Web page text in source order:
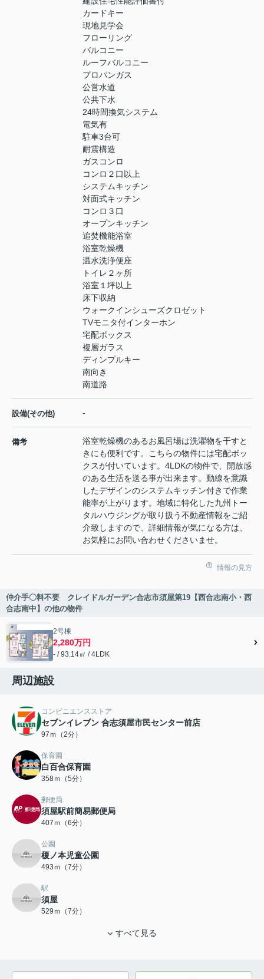
カードキー
現地見学会
フローリング
バルコニー
ルーフバルコニー
プロパンガス
公営水道
公共下水
24時間換気システム
電気有
駐車3台可
耐震構造
ガスコンロ
コンロ２口以上
システムキッチン
対面式キッチン
コンロ３口
オープンキッチン
追焚機能浴室
浴室乾燥機
温水洗浄便座
トイレ２ヶ所
浴室１坪以上
床下収納
ウォークインシューズクロゼット
TVモニタ付インターホン
宅配ボックス
複層ガラス
ディンプルキー
南向き
南道路
設備(その他) -
備考
浴室乾燥機のあるお風呂場は洗濯物を干すと
きにも便利です。こちらの物件には宅配ボッ
クスが付いています。4LDKの物件で、開放感
のある生活を送る事が出来ます。動線を意識
したデザインのシステムキッチン付きで作業
能率が上がります。地域に特化した九州トー
タルハウジングが取り扱う不動産情報をご紹
介致しますので、詳細情報が気になる方は、
お気軽にお問い合わせくださいませ。
情報の見方
仲介手〇料不要 クレイドルガーデン合志市須屋第19【西合志南小・西
合志南中】の他の物件
2号棟
2,280万円
- / 93.14㎡ / 4LDK
周辺施設
コンビニエンスストア
セブンイレブン 合志須屋市民センター前店
97ｍ（2分）
保育園
白百合保育園
358ｍ（5分）
郵便局
須屋駅前簡易郵便局
407ｍ（6分）
公園
榎ノ本児童公園
493ｍ（7分）
駅
須屋
529ｍ（7分）
すべて見る